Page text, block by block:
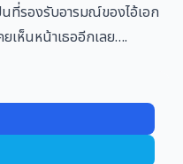
นที่รองรับอารมณ์ของไอ้เอก
เห็นหน้าเธออีกเลย….